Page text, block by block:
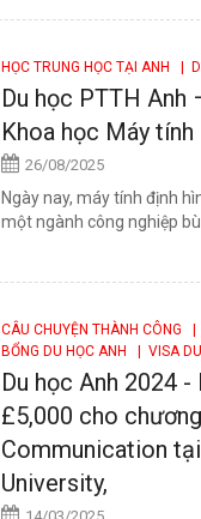
HỌC TRUNG HỌC TẠI ANH |
Du học PTTH Anh
Khoa học Máy tính
26/08/2025
Ngày nay, máy tính định
một ngành công nghiệp
CÂU CHUYỆN THÀNH CÔNG |
BỔNG DU HỌC ANH
| VISA
Du học Anh 2024
£5,000 cho
Communication
University,